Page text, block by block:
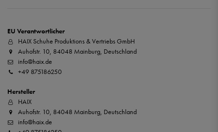
EU Verantwortlicher
HAIX Schuhe Produktions & Vertriebs GmbH
Auhofstr. 10, 84048 Mainburg, Deutschland
info@haix.de
+49 875186250
Hersteller
HAIX
Auhofstr. 10, 84048 Mainburg, Deutschland
info@haix.de